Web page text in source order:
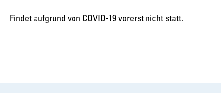
n
Findet aufgrund von COVID-19 vorerst nicht statt.